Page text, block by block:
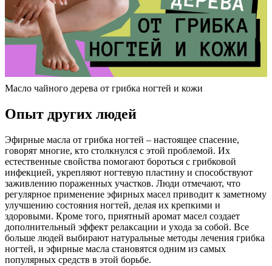
Масло чайного дерева от грибка ногтей и кожи
Опыт других людей
Эфирные масла от грибка ногтей – настоящее спасение,
говорят многие, кто столкнулся с этой проблемой. Их
естественные свойства помогают бороться с грибковой
инфекцией, укрепляют ногтевую пластину и способствуют
заживлению пораженных участков. Люди отмечают, что
регулярное применение эфирных масел приводит к заметному
улучшению состояния ногтей, делая их крепкими и
здоровыми. Кроме того, приятный аромат масел создает
дополнительный эффект релаксации и ухода за собой. Все
больше людей выбирают натуральные методы лечения грибка
ногтей, и эфирные масла становятся одним из самых
популярных средств в этой борьбе.